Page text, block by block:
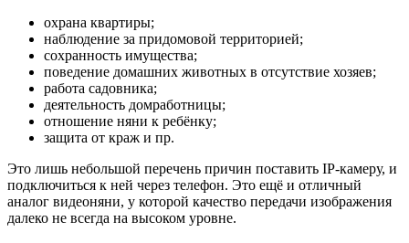
охрана квартиры;
наблюдение за придомовой территорией;
сохранность имущества;
поведение домашних животных в отсутствие хозяев;
работа садовника;
деятельность домработницы;
отношение няни к ребёнку;
защита от краж и пр.
Это лишь небольшой перечень причин поставить IP-камеру, и
подключиться к ней через телефон. Это ещё и отличный
аналог видеоняни, у которой качество передачи изображения
далеко не всегда на высоком уровне.